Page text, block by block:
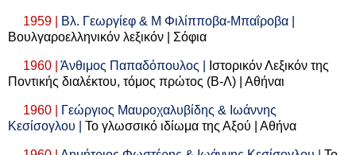
1959 |
Βλ. Γεωργίεφ & Μ Φιλίπποβα-Μπαΐροβα |
Βουλγαροελληνικόν λεξικόν | Σόφια
1960 | Άνθιμος Παπαδόπουλος |
Ιστορικόν Λεξικόν της
Ποντικής διαλέκτου, τόμος πρώτος (Β-Λ) | Αθήναι
1960 |
Γεώργιος Μαυροχαλυβίδης & Ιωάννης
Κεσίσογλου | Το γλωσσικό ιδίωμα της Αξού | Αθήνα